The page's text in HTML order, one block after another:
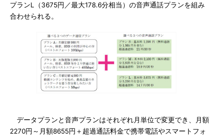
プランL（3675円／最大178.6分相当）の音声通話プランを組み
合わせられる。
データプランと音声プランはそれぞれ月単位で変更でき、月額
2270円～月額8655円＋超過通話料金で携帯電話やスマートフォ